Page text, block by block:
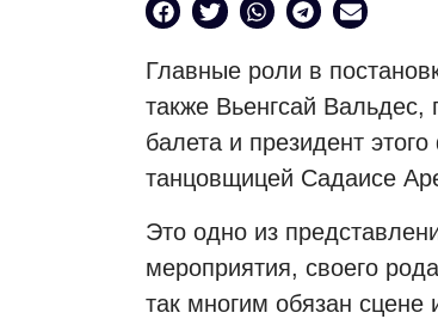
Главные роли в
также Вьенгсай Вальдес,
балета и президент
танцовщицей Садаисе
Это одно из
мероприятия, своего
так многим обязан сцене